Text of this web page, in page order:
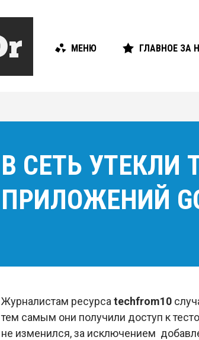
МЕНЮ ГЛАВНОЕ ЗА
В СЕТЬ УТЕКЛИ
ПРИЛОЖЕНИЙ
Журналистам ресурса techfrom10
тем самым они получили доступ к
не изменился, за исключением